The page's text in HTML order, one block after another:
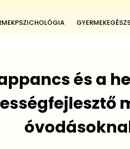
és a